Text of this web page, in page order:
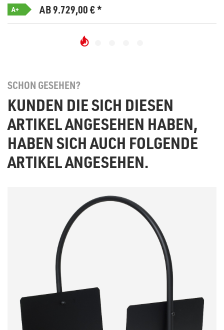
A+ AB 9.729,00€*
SCHON GESEHEN?
KUNDEN DIE SICH DIESEN
ARTIKEL ANGESEHEN HABEN,
HABEN SICH AUCH FOLGENDE
ARTIKEL ANGESEHEN.